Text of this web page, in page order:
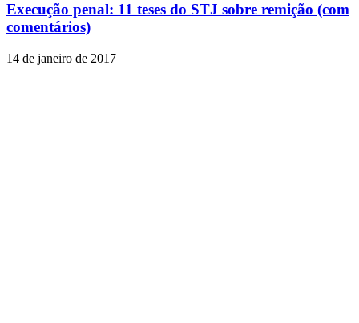
Execução penal: 11 teses do STJ sobre remição (com
comentários)
14 de janeiro de 2017